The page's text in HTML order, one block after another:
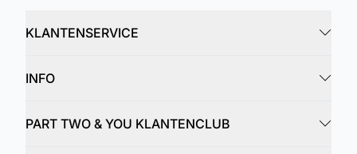
KLANTENSERVICE
INFO
PART TWO & YOU KLANTENCLUB